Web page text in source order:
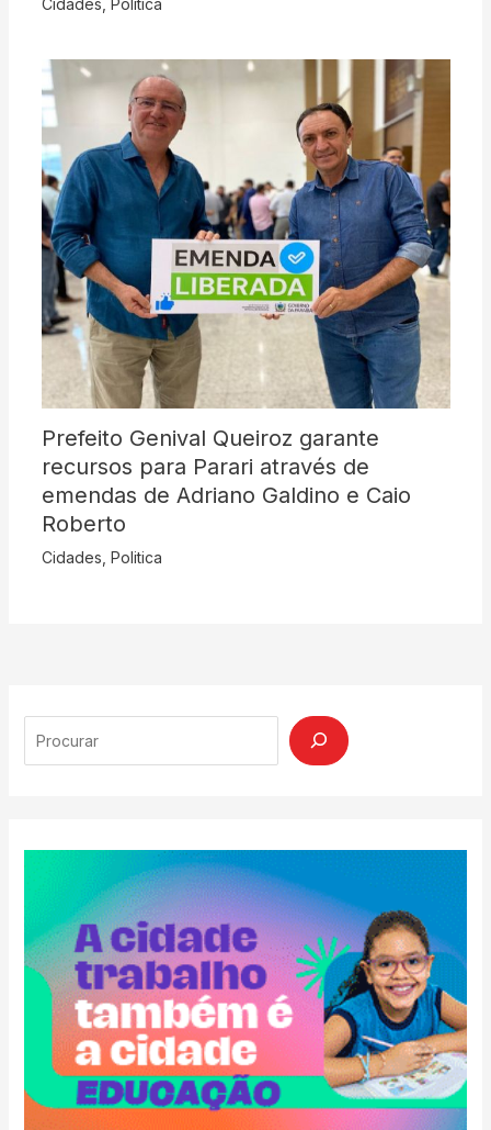
Prefeito Genival Queiroz garante
recursos para Parari através de
emendas de Adriano Galdino e Caio
Roberto
Cidades Politica